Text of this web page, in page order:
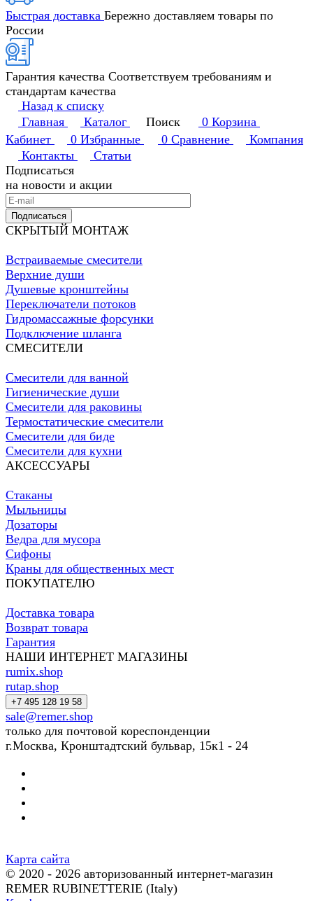
Быстрая доставка Бережно доставляем товары по
России
Гарантия качества Соответствуем требованиям и
стандартам качества
Назад к списку
Главная
Каталог Поиск 0 Корзина
Кабинет
0 Избранные 0 Сравнение
Компания
Контакты
Статьи
Подписаться
на новости и акции
Подписаться
СКРЫТЫЙ МОНТАЖ
Встраиваемые смесители
Верхние души
Душевые кронштейны
Переключатели потоков
Гидромассажные форсунки
Подключение шланга
СМЕСИТЕЛИ
Смесители для ванной
Гигиенические души
Смесители для раковины
Термостатические смесители
Смесители для биде
Смесители для кухни
АКСЕССУАРЫ
Стаканы
Мыльницы
Дозаторы
Ведра для мусора
Сифоны
Краны для общественных мест
ПОКУПАТЕЛЮ
Доставка товара
Возврат товара
Гарантия
НАШИ ИНТЕРНЕТ МАГАЗИНЫ
rumix.shop
rutap.shop
+7 495 128 19 58
sale@remer.shop
только для почтовой кореспонденции
г.Москва, Кронштадтский бульвар, 15к1 - 24
Карта сайта
© 2020 - 2026 авторизованный интернет-магазин
REMER RUBINETTERIE (Italy)